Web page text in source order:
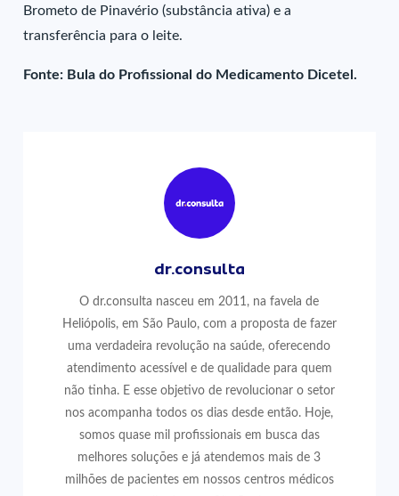
Brometo de Pinavério (substância ativa) e a
transferência para o leite.
Fonte: Bula do Profissional do Medicamento Dicetel.
dr.consulta
O dr.consulta nasceu em 2011, na favela de
Heliópolis, em São Paulo, com a proposta de fazer
uma verdadeira revolução na saúde, oferecendo
atendimento acessível e de qualidade para quem
não tinha. E esse objetivo de revolucionar o setor
nos acompanha todos os dias desde então. Hoje,
somos quase mil profissionais em busca das
melhores soluções e já atendemos mais de 3
milhões de pacientes em nossos centros médicos